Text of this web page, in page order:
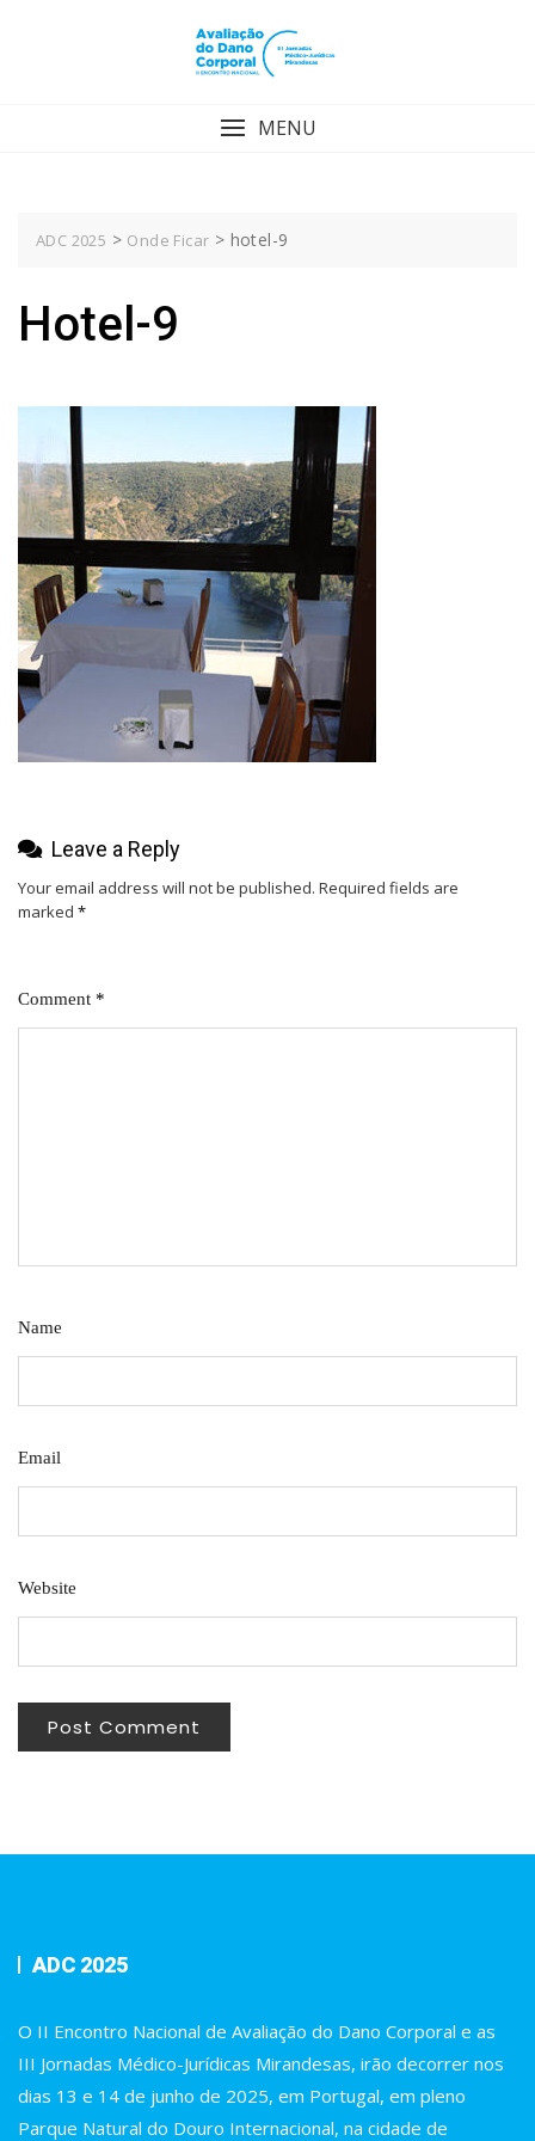
MENU
ADC 2025 > Onde Ficar > hotel-9
Hotel-9
Leave a Reply
Your email address will not be published. Required fields are
marked *
Comment *
Name
Email
Website
ADC 2025
O II Encontro Nacional de Avaliação do Dano Corporal e as
III Jornadas Médico-Jurídicas Mirandesas, irão decorrer nos
dias 13 e 14 de junho de 2025, em Portugal, em pleno
Parque Natural do Douro Internacional, na cidade de